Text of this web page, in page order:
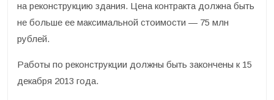
на реконструкцию здания. Цена контракта должна быть
не больше ее максимальной стоимости — 75 млн
рублей.
Работы по реконструкции должны быть закончены к 15
декабря 2013 года.